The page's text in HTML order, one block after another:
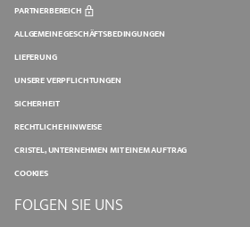
PARTNERBEREICH
ALLGEMEINE GESCHÄFTSBEDINGUNGEN
LIEFERUNG
UNSERE VERPFLICHTUNGEN
SICHERHEIT
RECHTLICHE HINWEISE
CRISTEL, UNTERNEHMEN MIT EINEM AUFTRAG
COOKIES
FOLGEN SIE UNS